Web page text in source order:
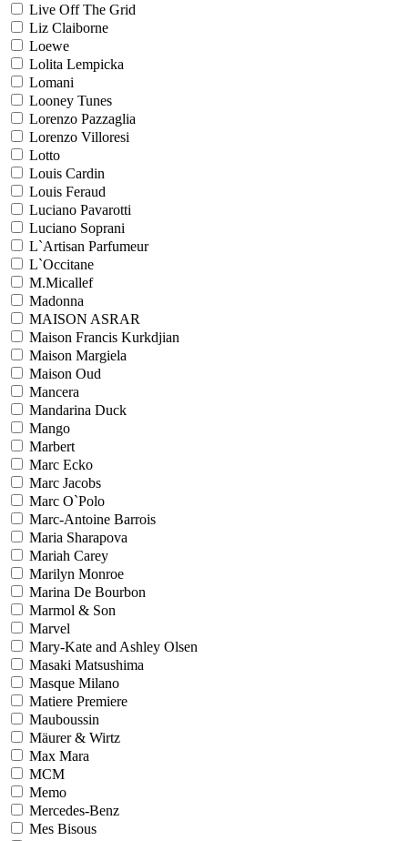
Live Off The Grid
Liz Claiborne
Loewe
Lolita Lempicka
Lomani
Looney Tunes
Lorenzo Pazzaglia
Lorenzo Villoresi
Lotto
Louis Cardin
Louis Feraud
Luciano Pavarotti
Luciano Soprani
L`Artisan Parfumeur
L`Occitane
M.Micallef
Madonna
MAISON ASRAR
Maison Francis Kurkdjian
Maison Margiela
Maison Oud
Mancera
Mandarina Duck
Mango
Marbert
Marc Ecko
Marc Jacobs
Marc O`Polo
Marc-Antoine Barrois
Maria Sharapova
Mariah Carey
Marilyn Monroe
Marina De Bourbon
Marmol & Son
Marvel
Mary-Kate and Ashley Olsen
Masaki Matsushima
Masque Milano
Matiere Premiere
Mauboussin
Mäurer & Wirtz
Max Mara
MCM
Memo
Mercedes-Benz
Mes Bisous